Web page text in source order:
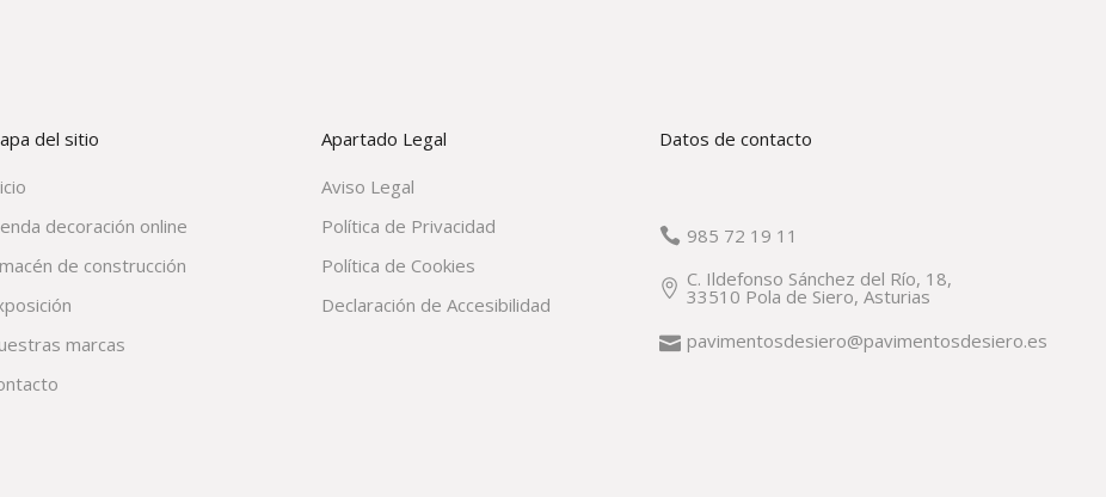
del sitio
decoración online
de construcción
marcas
Apartado Legal
Aviso Legal
Política de Privacidad
Política de Cookies
Declaración de Accesibilidad
Datos de contacto
985 72 19 11
C. Ildefonso Sánchez del Río, 18,
33510 Pola de Siero, Asturias
pavimentosdesiero@pavimentosdesiero.es